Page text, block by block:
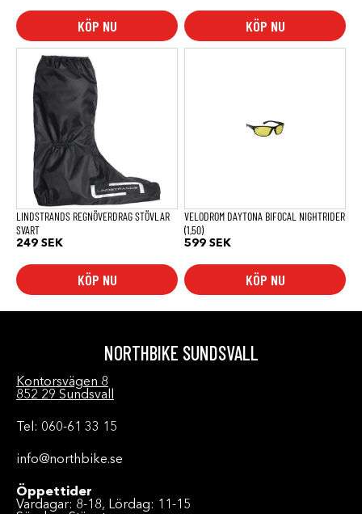
KÖP NU KÖP NU
LINDSTRANDS REGNÖVERDRAG STÖVLAR
SVART
249 SEK
KÖP NU
produkten
har
flera
varianter.
olika
alternativen
kan
väljas
produktsidan
VELODROM DAYTONA BIFOCAL NIGHTRIDER
(1,50)
599 SEK
KÖP NU
NORTHBIKE SUNDSVALL
Kontorsvägen 8
852 29 Sundsvall
Tel: 060-61 33 15
info@northbike.se
Öppettider
Vardagar: 8-18, Lördag: 11-15